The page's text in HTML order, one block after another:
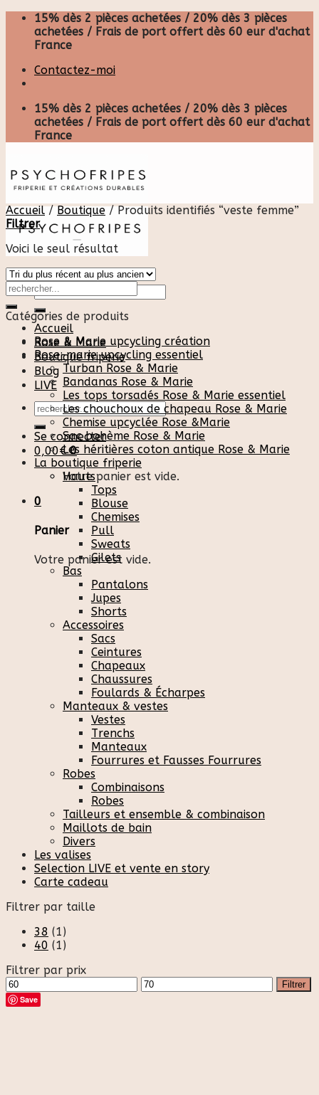
Skip
content
15% dès 2 pièces achetées / 20% dès 3 pièces
achetées / Frais de port offert dès 60 eur d'achat
France
Contactez-moi
15% dès 2 pièces achetées / 20% dès 3 pièces
achetées / Frais de port offert dès 60 eur d'achat
France
Recherche
pour :
Accueil
Rose & Marie
Boutique friperie
Blog
LIVE
Recherche
pour :
Se connecter
0,00€ 0
Votre panier est vide.
0
Panier
Votre panier est vide.
Accueil / Boutique /Produits identifiés “veste femme”
Filtrer
Voici le seul résultat
Catégories de produits
Rose & Marie upcycling création
Rose-marie upcycling essentiel
Turban Rose & Marie
Bandanas Rose & Marie
Les tops torsadés Rose & Marie essentiel
Les chouchoux de chapeau Rose & Marie
Chemise upcyclée Rose &Marie
Sac bohème Rose & Marie
Les héritières coton antique Rose & Marie
La boutique friperie
Hauts
Tops
Blouse
Chemises
Pull
Sweats
Gilets
Bas
Pantalons
Jupes
Shorts
Accessoires
Sacs
Ceintures
Chapeaux
Chaussures
Foulards & Écharpes
Manteaux & vestes
Vestes
Trenchs
Manteaux
Fourrures et Fausses Fourrures
Robes
Combinaisons
Robes
Tailleurs et ensemble & combinaison
Maillots de bain
Divers
Les valises
Selection LIVE et vente en story
Carte cadeau
Filtrer par taille
38 (1)
40 (1)
Filtrer par prix
Prix
min
Prix
max
Filtrer
Save